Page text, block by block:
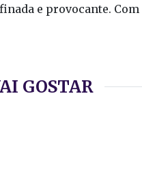
e provocante.
GOSTAR